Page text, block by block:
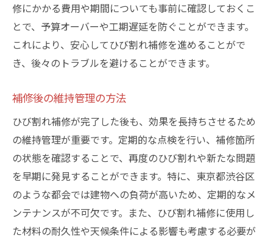
修にかかる費用や期間についても事前に確認しておくこ
とで、予算オーバーや工期遅延を防ぐことができます。
これにより、安心してひび割れ補修を進めることがで
き、後々のトラブルを避けることができます。
補修後の維持管理の方法
ひび割れ補修が完了した後も、効果を長持ちさせるため
の維持管理が重要です。定期的な点検を行い、補修箇所
の状態を確認することで、再度のひび割れや新たな問題
を早期に発見することができます。特に、東京都渋谷区
のような都会では建物への負荷が高いため、定期的なメ
ンテナンスが不可欠です。また、ひび割れ補修に使用し
た材料の耐久性や天候条件による影響も考慮する必要が